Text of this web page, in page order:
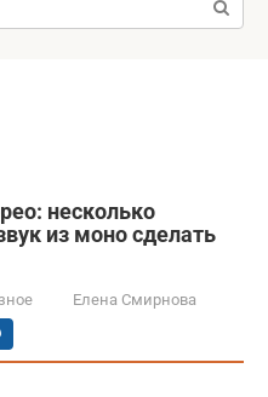
несколько
из моно сделать
Елена Смирнова